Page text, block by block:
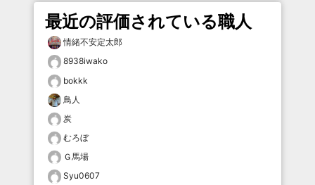
最近の評価されている職人
情緒不安定太郎
8938iwako
bokkk
鳥人
炭
むろぼ
Ｇ馬場
Syu0607